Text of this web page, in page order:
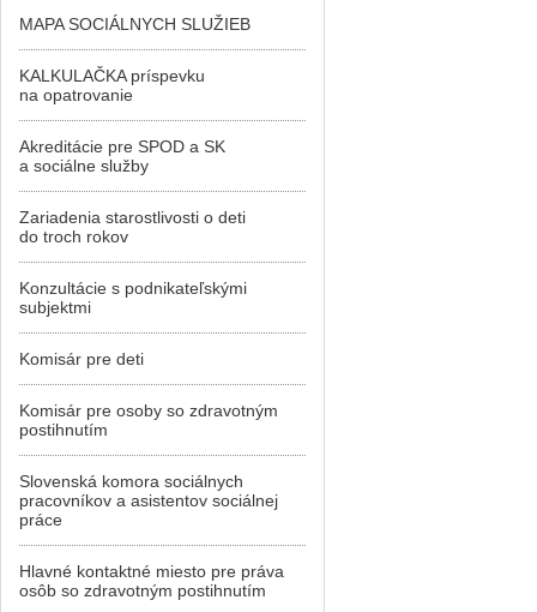
MAPA SOCIÁLNYCH SLUŽIEB
KALKULAČKA príspevku
na opatrovanie
Akreditácie pre SPOD a SK
a sociálne služby
Zariadenia starostlivosti o deti
do troch rokov
Konzultácie s podnikateľskými
subjektmi
Komisár pre deti
Komisár pre osoby so zdravotným
postihnutím
Slovenská komora sociálnych
pracovníkov a asistentov sociálnej
práce
Hlavné kontaktné miesto pre práva
osôb so zdravotným postihnutím